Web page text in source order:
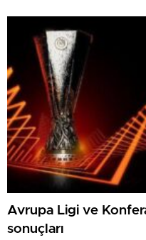
Avrupa Ligi ve
sonuçları